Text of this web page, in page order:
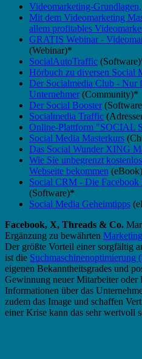
Videomarketing-
Mit dem Videomarketing
allem profitables
GRATIS Webinar -
(Webinar)*
SocialAutoTraffic
Hörbuch zu diversen Social
Der Socialmedia Club - Nur
Unternehmer (Community)*
Der Social Booster
Socialmedia Traffic
Online-Plattform "SOCIAL
Social Media Masterkurs
Das Social Wunder XING
Wie Sie unbegrenzt
Webseite bekommen
Social CRM - Die
(Software)*
Social Media Geheimtipps
Facebook, X, Threads & Co.
Ergänzung zu bewährten
Der größte Vorteil einer sorgfältig
ist die Suchmaschinenoptimierung
eigenen Bekanntheitsgrades und
Gewinnung neuer Mitarbeiter oder
Informationen über das
zudem das Image und schaffen
einer Krise kann das sehr wertvoll